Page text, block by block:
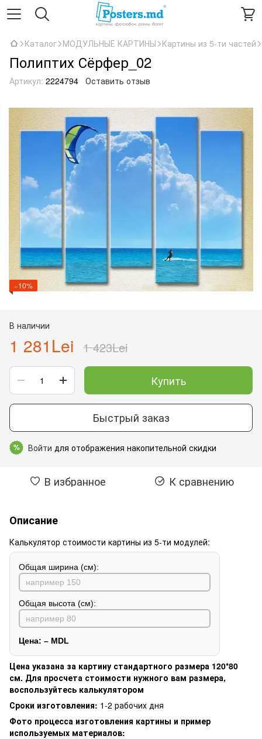
Каталог МОДУЛЬНЫЕ КАРТИНЫ Картины из 5-ти частей
Полиптих Сёрфер_02
Артикул: 2224794 Оставить отзыв
−10%
В наличии
1 281Lei 1 423Lei
Купить
Быстрый заказ
% Войти для отображения накопительной скидки
В избранное К сравнению
Описание
Калькулятор стоимости картины из 5-ти модулей:
Общая ширина (см):
Общая высота (см):
Цена: – MDL
Цена указана за картину стандартного размера 120*80
см. Для просчета стоимости нужного вам размера,
воспользуйтесь калькулятором
Сроки изготовления: 1-2 рабочих дня
Фото процесса изготовления картины и пример
используемых материалов: